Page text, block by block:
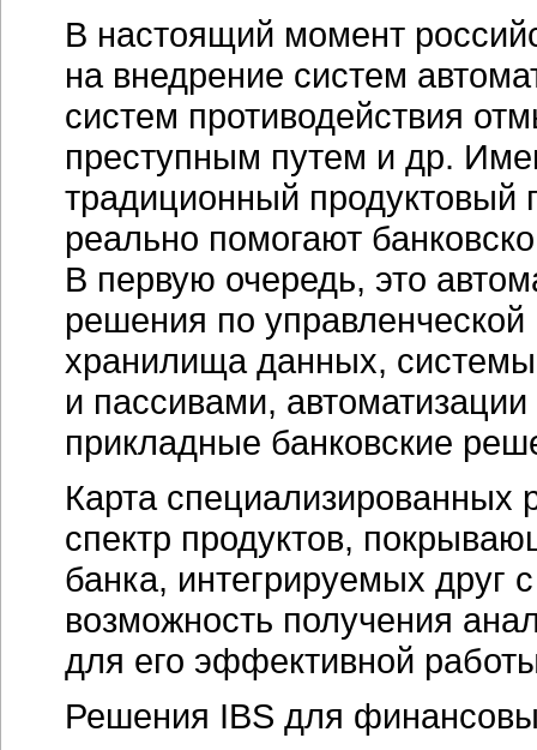
В настоящий момент
на внедрение систем
систем противодействия
преступным путем и др.
традиционный продуктовый
реально помогают
В первую очередь, это
решения по управленческой
хранилища данных,
и пассивами,
прикладные банковские
Карта специализированных
спектр продуктов,
банка, интегрируемых друг
возможность получения
для его эффективной
Решения IBS для